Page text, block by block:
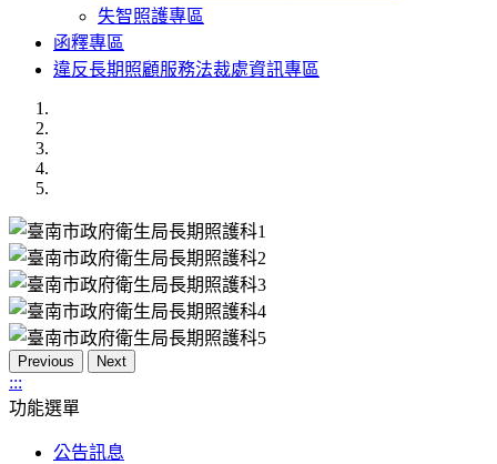
失智照護專區
函釋專區
違反長期照顧服務法裁處資訊專區
Previous Next
:::
功能選單
公告訊息